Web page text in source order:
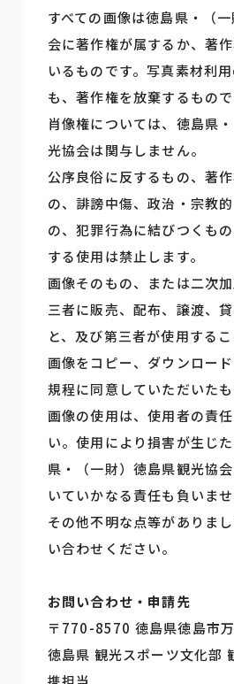
すべての画像は徳島県・（
会に著作権が属するか、著
いるものです。写真素材利
も、著作権を放棄するもので
肖像権については、徳島県
光協会は関与しません。
公序良俗に反するもの、著
の、誹謗中傷、政治・宗教
の、犯罪行為に結びつくも
する使用は禁止します。
画像そのもの、または二次
三者に販売、配布、譲渡、
と、及び第三者が使用するこ
画像をコピー、ダウンロー
規程に同意していただいたも
画像の使用は、使用者の責
い。使用により損害が生じ
県・（一財）徳島県観光協
いていかなる責任も負いませ
その他不明な点等がありま
い合わせください。
お問い合わせ・申請先
〒770-8570 徳島県徳島市
徳島県 観光スポーツ文化部